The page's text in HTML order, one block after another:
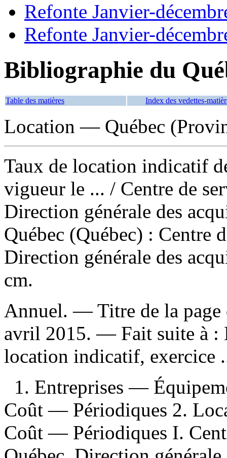
Refonte Janvier-
Refonte Janvier-
Bibliographie du
Table des matières Index des vedettes-
Location — Québec
Taux de location indicatif
vigueur le ... / Centre de
Direction générale des
Québec (Québec) : Centre
Direction générale des
cm.
Annuel. — Titre de la page
avril 2015. — Fait suite à :
location indicatif,
1. Entreprises —
Coût — Périodiques 2.
Coût — Périodiques I.